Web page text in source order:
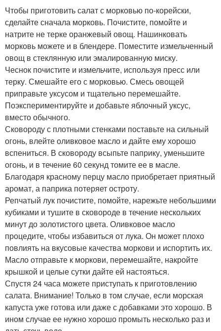
Чтобы приготовить салат с морковью по-корейски,
сделайте сначала морковь. Почистите, помойте и
натрите не терке оранжевый овощ. Нашинковать
морковь можете и в блендере. Поместите измельченный
овощ в стеклянную или эмалированную миску.
Чеснок почистите и измельчите, используя пресс или
терку. Смешайте его с морковью. Смесь овощей
приправьте уксусом и тщательно перемешайте.
Поэкспериментируйте и добавьте яблочный уксус,
вместо обычного.
Сковороду с плотными стенками поставьте на сильный
огонь, влейте оливковое масло и дайте ему хорошо
вспениться. В сковороду всыпьте паприку, уменьшите
огонь, и в течение 60 секунд томите ее в масле.
Благодаря красному перцу масло приобретает приятный
аромат, а паприка потеряет остроту.
Репчатый лук почистите, помойте, нарежьте небольшими
кубиками и тушите в сковороде в течение нескольких
минут до золотистого цвета. Оливковое масло
процедите, чтобы избавиться от лука. Он может плохо
повлиять на вкусовые качества моркови и испортить их.
Масло отправьте к моркови, перемешайте, накройте
крышкой и целые сутки дайте ей настояться.
Спустя 24 часа можете приступать к приготовлению
салата. Внимание! Только в том случае, если морская
капуста уже готова или даже с добавками это хорошо. В
ином случае ее нужно хорошо промыть несколько раз и